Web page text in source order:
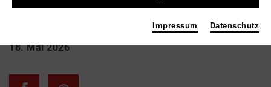
18. Mai 2026
Impressum Datenschutz